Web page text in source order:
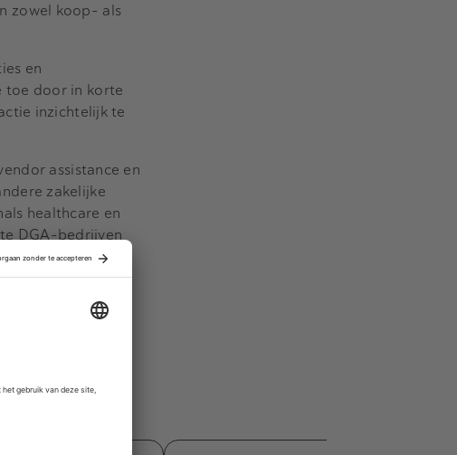
zowel koop- als
en
toe door in korte
inzichtelijk te
assistance en
zakelijke
healthcare en
DGA-bedrijven